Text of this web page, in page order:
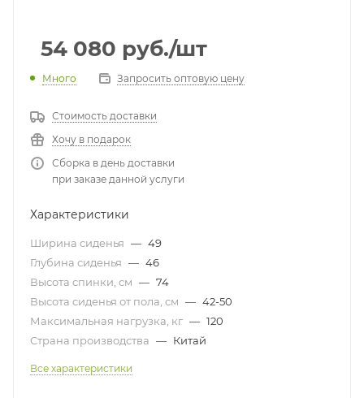
54 080 руб./шт
Много Запросить оптовую цену
Стоимость доставки
Хочу в подарок
Сборка в день доставки
при заказе данной услуги
Характеристики
Ширина сиденья — 49
Глубина сиденья — 46
Высота спинки, см — 74
Высота сиденья от пола, см — 42-50
Максимальная нагрузка, кг — 120
Страна производства — Китай
Все характеристики